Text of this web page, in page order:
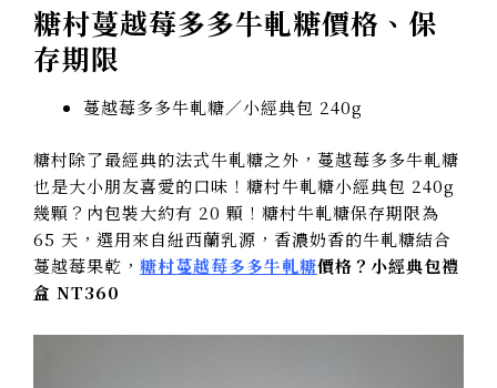
糖村蔓越莓多多牛軋糖價格、保
存期限
蔓越莓多多牛軋糖／小經典包 240g
糖村除了最經典的法式牛軋糖之外，蔓越莓多多牛軋糖
也是大小朋友喜愛的口味！糖村牛軋糖小經典包 240g
幾顆？內包裝大約有 20 顆！糖村牛軋糖保存期限為
65 天，選用來自紐西蘭乳源，香濃奶香的牛軋糖結合
蔓越莓果乾， 糖村蔓越莓多多牛軋糖價格？小經典包禮
盒 NT360